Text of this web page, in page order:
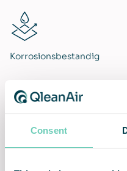
Consent
Korrosionsbestandig